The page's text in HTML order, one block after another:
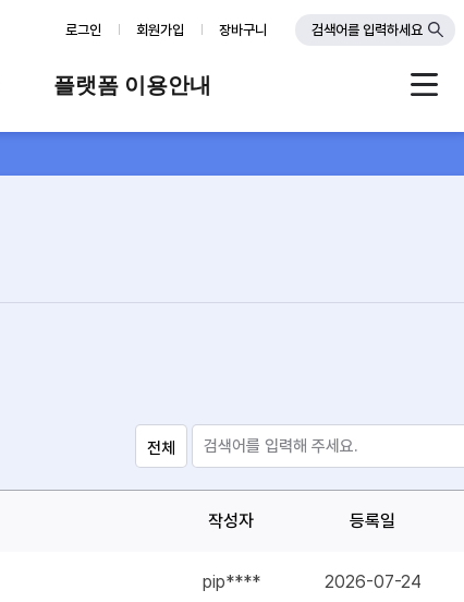
로그인 회원가입 장바구니 검색어를 입력하세요
플랫폼 이용안내
Q&A
작성자 등록일
pip**** 2026-07-24